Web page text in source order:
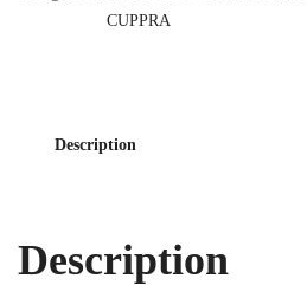
CUPPRA
Description
Description